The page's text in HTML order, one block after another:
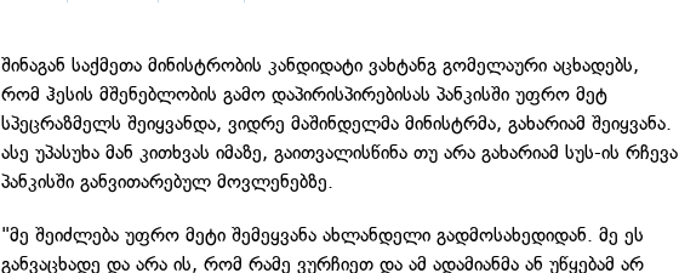
შინაგან საქმეთა მინისტრობის კანდიდატი ვახტანგ გომელაური აცხადებს,
რომ ჰესის მშენებლობის გამო დაპირისპირებისას პანკისში უფრო მეტ
სპეცრაზმელს შეიყვანდა, ვიდრე მაშინდელმა მინისტრმა, გახარიამ შეიყვანა.
ასე უპასუხა მან კითხვას იმაზე, გაითვალისწინა თუ არა გახარიამ სუს-ის რჩევა
პანკისში განვითარებულ მოვლენებზე.
"მე შეიძლება უფრო მეტი შემეყვანა ახლანდელი გადმოსახედიდან. მე ეს
განვაცხადე და არა ის, რომ რამე ვურჩიეთ და ამ ადამიანმა ან უწყებამ არ